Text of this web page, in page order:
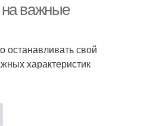
важные
останавливать свой
характеристик